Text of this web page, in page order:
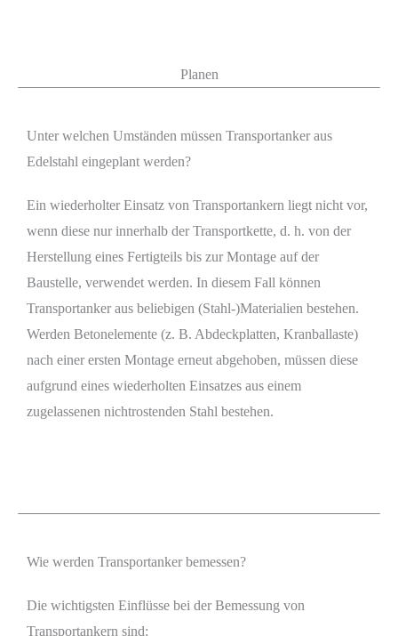
Planen
Unter welchen Umständen müssen Transportanker aus
Edelstahl eingeplant werden?
Ein wiederholter Einsatz von Transportankern liegt nicht vor,
wenn diese nur innerhalb der Transportkette, d. h. von der
Herstellung eines Fertigteils bis zur Montage auf der
Baustelle, verwendet werden. In diesem Fall können
Transportanker aus beliebigen (Stahl-)Materialien bestehen.
Werden Betonelemente (z. B. Abdeckplatten, Kranballaste)
nach einer ersten Montage erneut abgehoben, müssen diese
aufgrund eines wiederholten Einsatzes aus einem
zugelassenen nichtrostenden Stahl bestehen.
Wie werden Transportanker bemessen?
Die wichtigsten Einflüsse bei der Bemessung von
Transportankern sind: